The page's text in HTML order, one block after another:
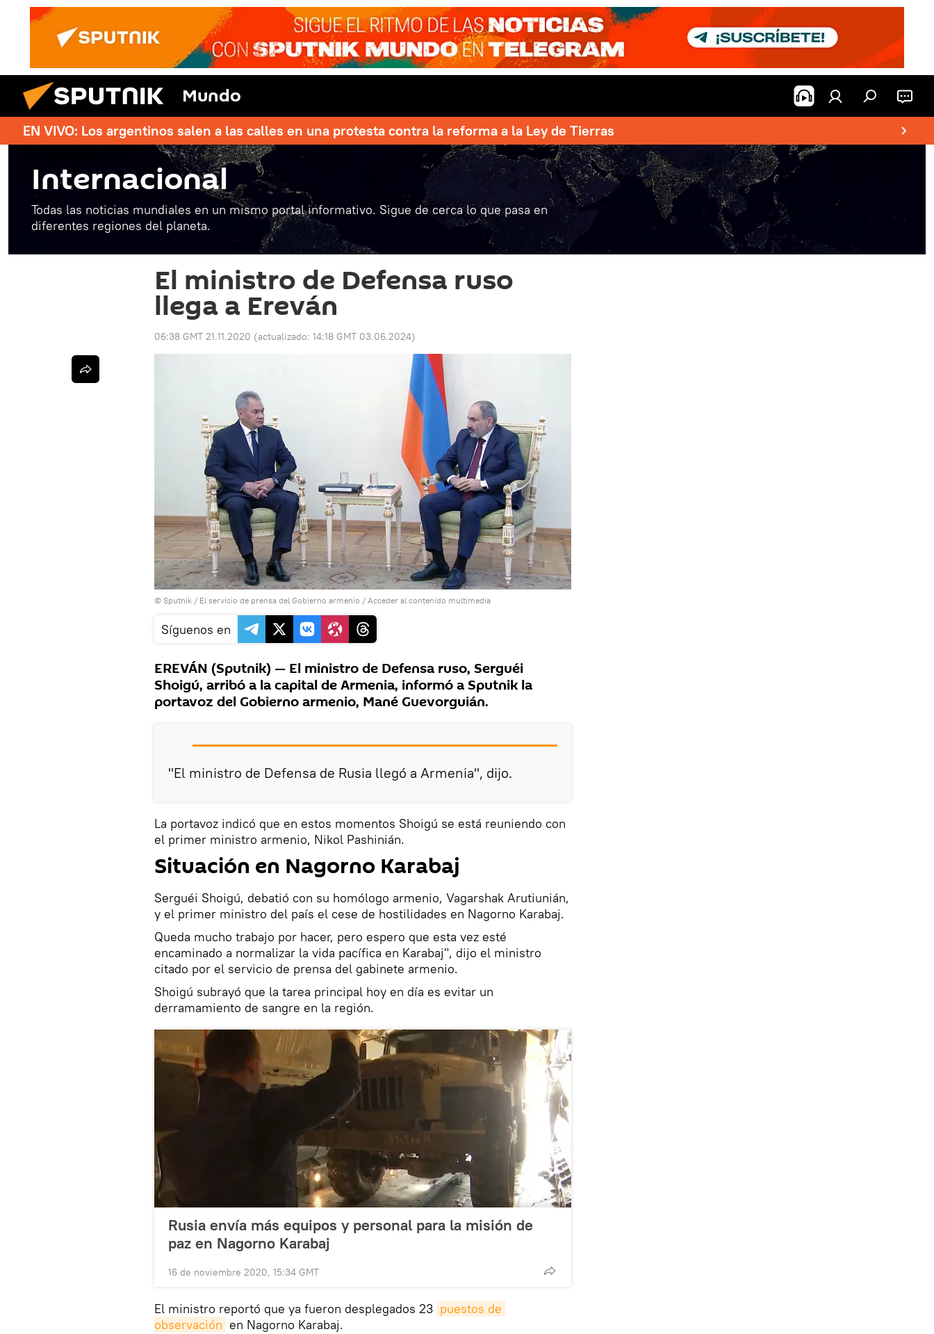
Mundo
EN VIVO: Los argentinos salen a las calles en una protesta contra la reforma a la Ley de Tierras
Internacional
Todas las noticias mundiales en un mismo portal informativo. Sigue de cerca lo que pasa en
diferentes regiones del planeta.
El ministro de Defensa ruso
llega a Ereván
06:38 GMT 21.11.2020 (actualizado: 14:18 GMT 03.06.2024)
© Sputnik / El servicio de prensa del Gobierno armenio / Acceder al contenido multimedia
Síguenos en
EREVÁN (Sputnik) — El ministro de Defensa ruso, Serguéi
Shoigú, arribó a la capital de Armenia, informó a Sputnik la
portavoz del Gobierno armenio, Mané Guevorguián.
"El ministro de Defensa de Rusia llegó a Armenia", dijo.
La portavoz indicó que en estos momentos Shoigú se está reuniendo con
el primer ministro armenio, Nikol Pashinián.
Situación en Nagorno Karabaj
Serguéi Shoigú, debatió con su homólogo armenio, Vagarshak Arutiunián,
y el primer ministro del país el cese de hostilidades en Nagorno Karabaj.
Queda mucho trabajo por hacer, pero espero que esta vez esté
encaminado a normalizar la vida pacífica en Karabaj", dijo el ministro
citado por el servicio de prensa del gabinete armenio.
Shoigú subrayó que la tarea principal hoy en día es evitar un
derramamiento de sangre en la región.
Rusia envía más equipos y personal para la misión de
paz en Nagorno Karabaj
16 de noviembre 2020, 15:34 GMT
El ministro reportó que ya fueron desplegados 23 puestos de
observación en Nagorno Karabaj.